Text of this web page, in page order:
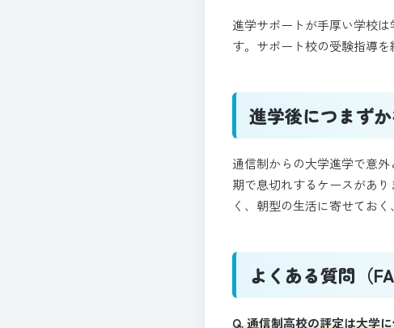
進学サポートが手厚い学校は
す。サポート校の受験指導
進学後につまず
通信制からの大学進学で意
期で息切れするケースがあ
く、朝型の生活に寄せてお
よくある質問（
Q. 通信制高校の評定は大学